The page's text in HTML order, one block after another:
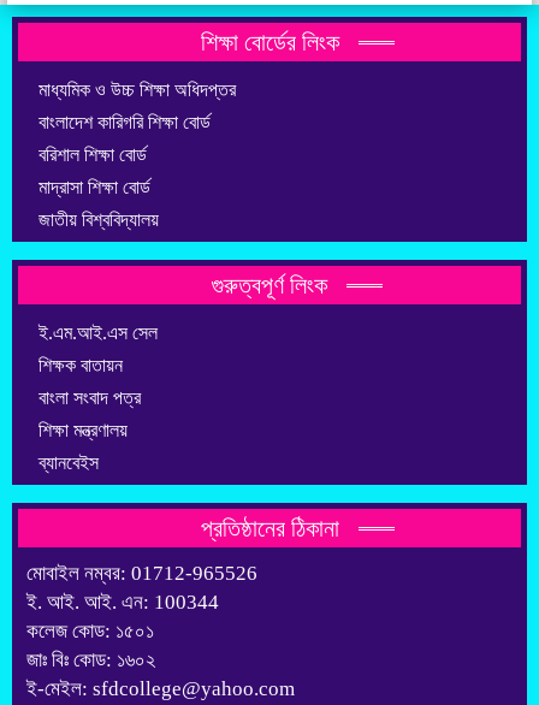
শিক্ষা বোর্ডের লিংক
মাধ্যমিক ও উচ্চ শিক্ষা অধিদপ্তর
বাংলাদেশ কারিগরি শিক্ষা বোর্ড
বরিশাল শিক্ষা বোর্ড
মাদ্রাসা শিক্ষা বোর্ড
জাতীয় বিশ্ববিদ্যালয়
গুরুত্বপূর্ণ লিংক
ই.এম.আই.এস সেল
শিক্ষক বাতায়ন
বাংলা সংবাদ পত্র
শিক্ষা মন্ত্রণালয়
ব্যানবেইস
প্রতিষ্ঠানের ঠিকানা
মোবাইল নম্বর: 01712-965526
ই. আই. আই. এন: 100344
কলেজ কোড: ১৫০১
জাঃ বিঃ কোড: ১৬০২
ই-মেইল: sfdcollege@yahoo.com